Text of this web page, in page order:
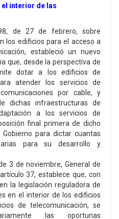
interior de las
de 27 de febrero, sobre
los edificios para el acceso a
estableció un nuevo
que, desde la perspectiva de
dotar a los edificios de
atender los servicios de
por cable, y
dichas infraestructuras de
a los servicios de
final primera de dicho
para dictar cuantas
para su desarrollo y
3 de noviembre, General de
37, establece que, con
la legislación reguladora de
en el interior de los edificios
de telecomunicación, se
las oportunas